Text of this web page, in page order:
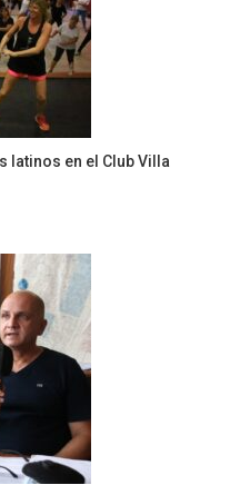
latinos en el Club Villa